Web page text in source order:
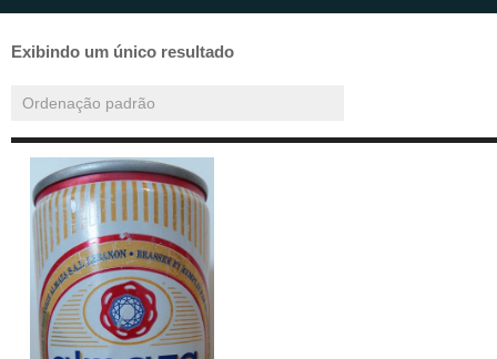
Exibindo um único resultado